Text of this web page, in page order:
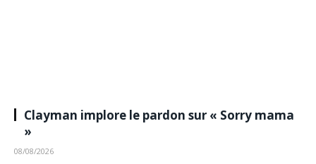
Clayman implore le pardon sur « Sorry mama
»
08/08/2026